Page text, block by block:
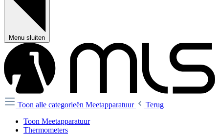
Menu sluiten
Toon alle categorieën Meetapparatuur
Terug
Toon Meetapparatuur
Thermometers